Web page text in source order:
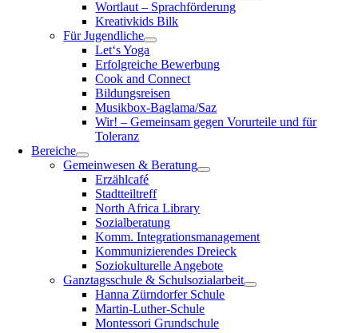
Wortlaut – Sprachförderung
Kreativkids Bilk
Für Jugendliche
Let‘s Yoga
Erfolgreiche Bewerbung
Cook and Connect
Bildungsreisen
Musikbox-Baglama/Saz
Wir! – Gemeinsam gegen Vorurteile und für
Toleranz
Bereiche
Gemeinwesen & Beratung
Erzählcafé
Stadtteiltreff
North Africa Library
Sozialberatung
Komm. Integrationsmanagement
Kommunizierendes Dreieck
Soziokulturelle Angebote
Ganztagsschule & Schulsozialarbeit
Hanna Zürndorfer Schule
Martin-Luther-Schule
Montessori Grundschule